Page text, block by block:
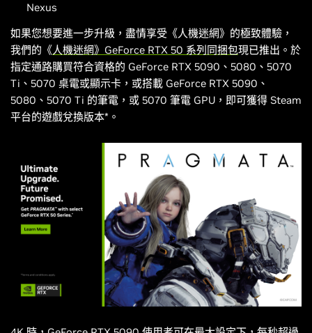
Nexus
如果您想要進一步升級，盡情享受《人機迷網》的極致體驗，
我們的《人機迷網》GeForce RTX 50 系列同捆包現已推出。於
指定通路購買符合資格的 GeForce RTX 5090、5080、5070
Ti、5070 桌電或顯示卡，或搭載 GeForce RTX 5090、
5080、5070 Ti 的筆電，或 5070 筆電 GPU，即可獲得 Steam
平台的遊戲兌換版本*。